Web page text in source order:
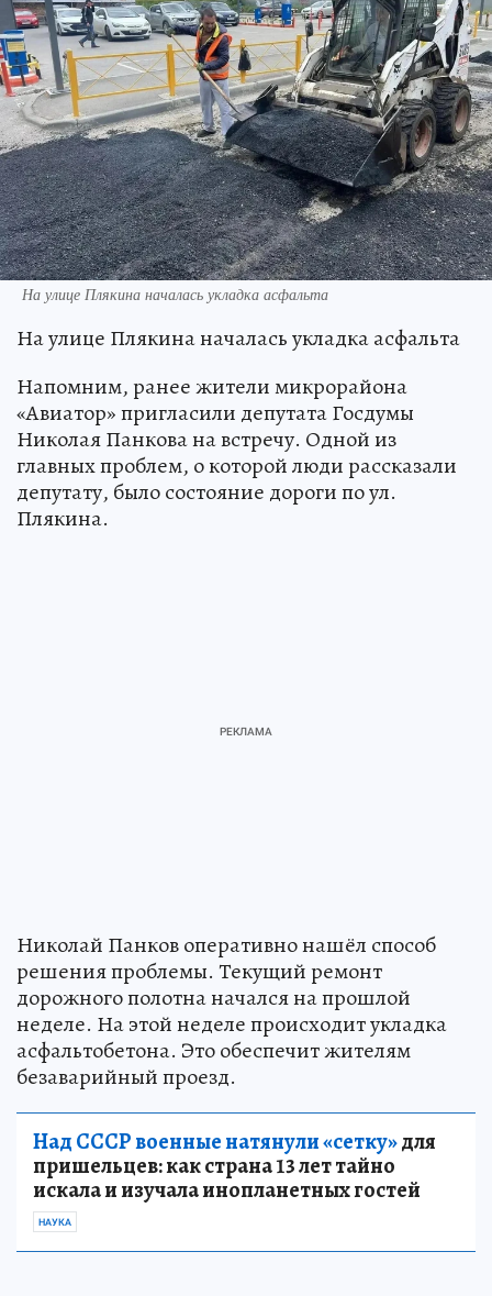
На улице Плякина началась укладка асфальта
На улице Плякина началась укладка асфальта
Напомним, ранее жители микрорайона
«Авиатор» пригласили депутата Госдумы
Николая Панкова на встречу. Одной из
главных проблем, о которой люди рассказали
депутату, было состояние дороги по ул.
Плякина.
Николай Панков оперативно нашёл способ
решения проблемы. Текущий ремонт
дорожного полотна начался на прошлой
неделе. На этой неделе происходит укладка
асфальтобетона. Это обеспечит жителям
безаварийный проезд.
Над СССР военные натянули «сетку»для
пришельцев: как страна 13 лет тайно
искала и изучала инопланетных гостей
НАУКА